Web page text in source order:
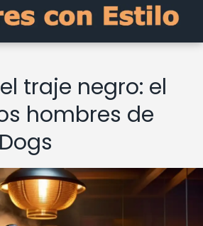
traje negro: el
hombres de